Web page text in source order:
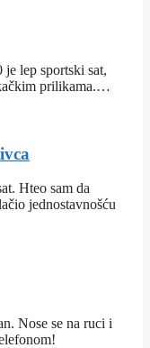
lep sportski sat,
prilikama.…
Hteo sam da
jednostavnošću
Nose se na ruci i